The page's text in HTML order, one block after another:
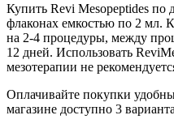
Купить Revi Mesopeptides по
флаконах емкостью по 2 мл.
на 2-4 процедуры, между
12 дней. Использовать
мезотерапии не
Оплачивайте покупки
магазине доступно 3